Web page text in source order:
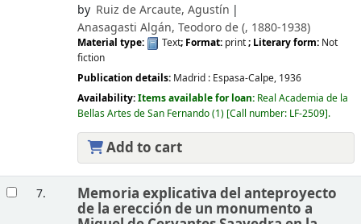
by Ruiz de Arcaute, Agustín
Anasagasti Algán, Teodoro de (, 1880-1938)
Material type: Text; Format: print; Literary form: Not
fiction
Publication details: Madrid : Espasa-Calpe, 1936
Availability:Items available for loan: Real Academia de la
Bellas Artes de San Fernando(1) Call number: LF-2509 .
Add to cart
7. Memoria explicativa del anteproyecto
de la erección de un monumento a